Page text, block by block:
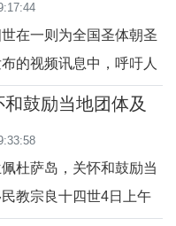
爱的喜乐》世界主教会
方济各教宗颁
在一则为全国圣体朝圣
的视频讯息中，呼吁人
美国历史中信仰恩典的遗
来，它有如“更新与团结
润整个国家的信仰，既是
产，也是展望未来的透
鼓励当地团体及
杜萨岛，关怀和鼓励当
教宗良十四世4日上午